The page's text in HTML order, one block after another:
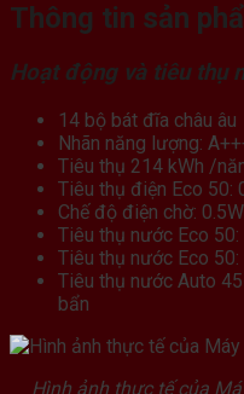
Thông tin sản
Hoạt động và tiêu thụ
14 bộ bát đĩa châu âu
Nhãn năng lượng:
Tiêu thụ 214 kWh /
Tiêu thụ điện Eco 50:
Chế độ điện chờ: 0.5W
Tiêu thụ nước Eco
Tiêu thụ nước Eco 50:
Tiêu thụ nước Auto
bẩn
Hình ảnh thực tế của